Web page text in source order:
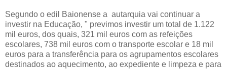
Segundo o edil Baionense a autarquia vai continuar a
investir na Educação, " previmos investir um total de 1.122
mil euros, dos quais, 321 mil euros com as refeições
escolares, 738 mil euros com o transporte escolar e 18 mil
euros para a transferência para os agrupamentos escolares
destinados ao aquecimento, ao expediente e limpeza e para